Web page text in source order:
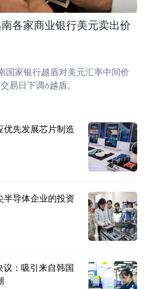
各家商业银行美元卖出价
国家银行越盾对美元汇率中间价
易日下调6越盾。
优先发展芯片制造
半导体企业的投资
：吸引来自韩国